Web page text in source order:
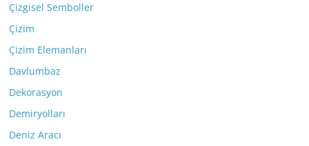
Çizgisel Semboller
Çizim
Çizim Elemanları
Davlumbaz
Dekorasyon
Demiryolları
Deniz Aracı